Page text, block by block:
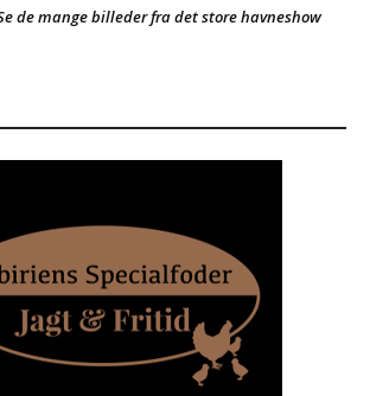
de mange billeder fra det store havneshow